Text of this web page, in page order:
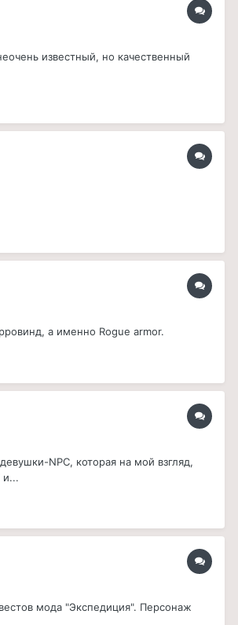
известный, но качественный
а именно Rogue armor.
NPC, которая на мой взгляд,
и...
мода "Экспедиция". Персонаж